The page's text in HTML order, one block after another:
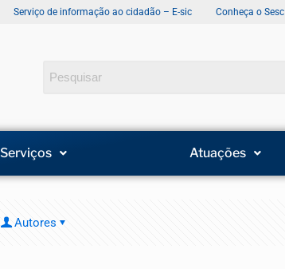
Serviço de informação ao cidadão – E-sic Conheça o Sesc
Serviços Atuações
Autores